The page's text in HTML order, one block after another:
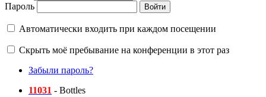
Пароль
Автоматически входить при каждом посещении
Скрыть моё пребывание на конференции в этот раз
Забыли пароль?
11031 - Bottles